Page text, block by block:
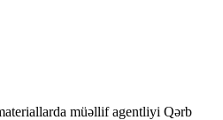
müəllif agentliyi Qərb